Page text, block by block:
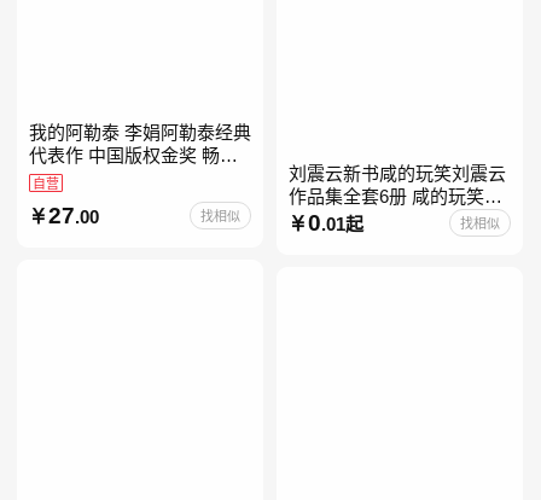
我的阿勒泰 李娟阿勒泰经典
代表作 中国版权金奖 畅销
超200万册 同名剧8.9分爆款
北疆大地的旷野之梦 当当自
营
自营
27.00 找相似
刘震云新书咸的玩笑刘震云
作品集全套6册 咸的玩笑
+一句顶一万句+一日三秋
+我不是潘金莲+我叫刘跃进
0.01起 找相似